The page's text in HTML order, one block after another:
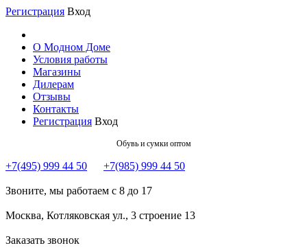
Регистрация Вход
О Модном Доме
Условия работы
Магазины
Дилерам
Отзывы
Контакты
Регистрация Вход
Обувь и сумки оптом
+7(495) 999 44 50 +7(985) 999 44 50
Звоните, мы работаем с 8 до 17
Москва, Котляковская ул., 3 строение 13
Заказать звонок